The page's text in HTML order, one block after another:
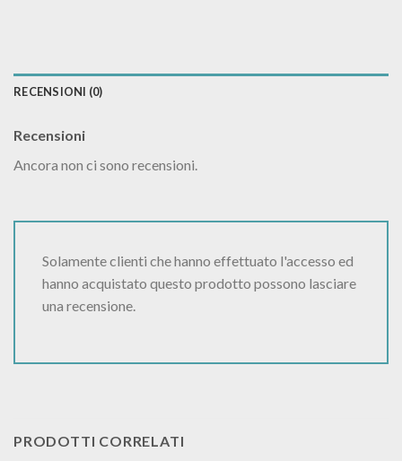
RECENSIONI (0)
Recensioni
Ancora non ci sono recensioni.
Solamente clienti che hanno effettuato l'accesso ed
hanno acquistato questo prodotto possono lasciare
una recensione.
PRODOTTI CORRELATI